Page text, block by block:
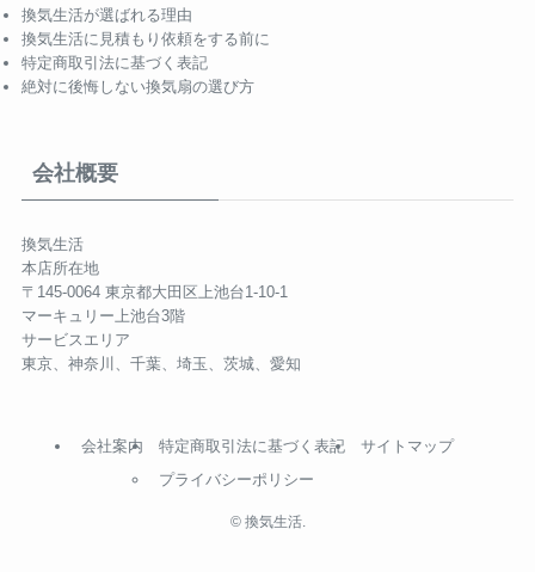
換気生活が選ばれる理由
換気生活に見積もり依頼をする前に
特定商取引法に基づく表記
絶対に後悔しない換気扇の選び方
会社概要
換気生活
本店所在地
〒145-0064 東京都大田区上池台1-10-1
マーキュリー上池台3階
サービスエリア
東京、神奈川、千葉、埼玉、茨城、愛知
会社案内
特定商取引法に基づく表記
プライバシーポリシー
サイトマップ
©換気生活.